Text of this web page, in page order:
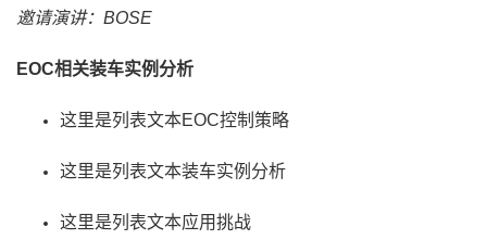
邀请演讲：BOSE
EOC相关装车实例分析
这里是列表文本EOC控制策略
这里是列表文本装车实例分析
这里是列表文本应用挑战